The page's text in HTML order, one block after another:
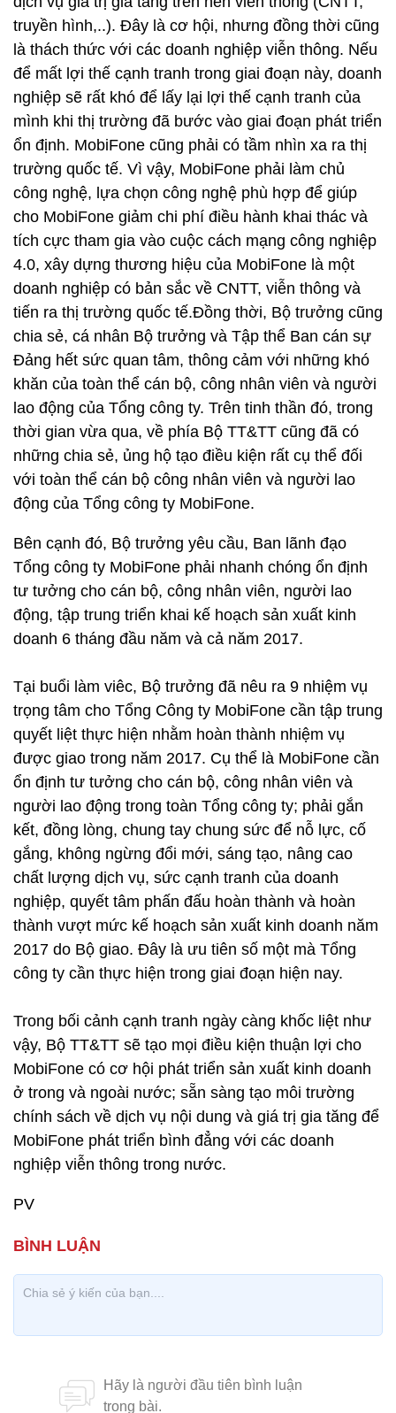
truyền hình,..). Đây là cơ hội, nhưng đồng thời cũng
là thách thức với các doanh nghiệp viễn thông. Nếu
để mất lợi thế cạnh tranh trong giai đoạn này, doanh
nghiệp sẽ rất khó để lấy lại lợi thế cạnh tranh của
mình khi thị trường đã bước vào giai đoạn phát triển
ổn định. MobiFone cũng phải có tầm nhìn xa ra thị
trường quốc tế. Vì vậy, MobiFone phải làm chủ
công nghệ, lựa chọn công nghệ phù hợp để giúp
cho MobiFone giảm chi phí điều hành khai thác và
tích cực tham gia vào cuộc cách mạng công nghiệp
4.0, xây dựng thương hiệu của MobiFone là một
doanh nghiệp có bản sắc về CNTT, viễn thông và
tiến ra thị trường quốc tế.Đồng thời, Bộ trưởng cũng
chia sẻ, cá nhân Bộ trưởng và Tập thể Ban cán sự
Đảng hết sức quan tâm, thông cảm với những khó
khăn của toàn thể cán bộ, công nhân viên và người
lao động của Tổng công ty. Trên tinh thần đó, trong
thời gian vừa qua, về phía Bộ TT&TT cũng đã có
những chia sẻ, ủng hộ tạo điều kiện rất cụ thể đối
với toàn thể cán bộ công nhân viên và người lao
động của Tổng công ty MobiFone.
Bên cạnh đó, Bộ trưởng yêu cầu, Ban lãnh đạo
Tổng công ty MobiFone phải nhanh chóng ổn định
tư tưởng cho cán bộ, công nhân viên, người lao
động, tập trung triển khai kế hoạch sản xuất kinh
doanh 6 tháng đầu năm và cả năm 2017.
Tại buổi làm viêc, Bộ trưởng đã nêu ra 9 nhiệm vụ
trọng tâm cho Tổng Công ty MobiFone cần tập trung
quyết liệt thực hiện nhằm hoàn thành nhiệm vụ
được giao trong năm 2017. Cụ thể là MobiFone cần
ổn định tư tưởng cho cán bộ, công nhân viên và
người lao động trong toàn Tổng công ty; phải gắn
kết, đồng lòng, chung tay chung sức để nỗ lực, cố
gắng, không ngừng đổi mới, sáng tạo, nâng cao
chất lượng dịch vụ, sức cạnh tranh của doanh
nghiệp, quyết tâm phấn đấu hoàn thành và hoàn
thành vượt mức kế hoạch sản xuất kinh doanh năm
2017 do Bộ giao. Đây là ưu tiên số một mà Tổng
công ty cần thực hiện trong giai đoạn hiện nay.
Trong bối cảnh cạnh tranh ngày càng khốc liệt như
vậy, Bộ TT&TT sẽ tạo mọi điều kiện thuận lợi cho
MobiFone có cơ hội phát triển sản xuất kinh doanh
ở trong và ngoài nước; sẵn sàng tạo môi trường
chính sách về dịch vụ nội dung và giá trị gia tăng để
MobiFone phát triển bình đẳng với các doanh
nghiệp viễn thông trong nước.
PV